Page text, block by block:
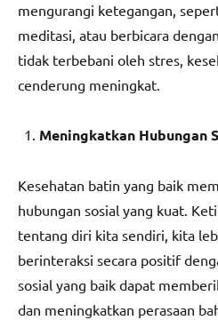
mengurangi ketegangan,
meditasi, atau berbicara
tidak terbebani oleh stres,
cenderung meningkat.
Meningkatkan Hubungan
Kesehatan batin yang baik
hubungan sosial yang kuat.
tentang diri kita sendiri, kita
berinteraksi secara positif
sosial yang baik dapat
dan meningkatkan perasaan